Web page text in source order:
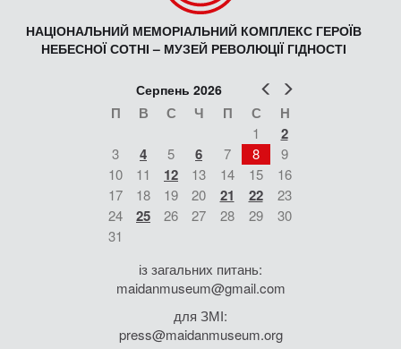
НАЦІОНАЛЬНИЙ МЕМОРІАЛЬНИЙ КОМПЛЕКС ГЕРОЇВ
НЕБЕСНОЇ СОТНІ – МУЗЕЙ РЕВОЛЮЦІЇ ГІДНОСТІ
Попер
Серпень 2026
П В С Ч П С Н
1 2
3 4 5 6 7 8
9
10
11 12 13 14 15
16
17
18 19 20 21 22
23
24
25 26 27 28 29
30
31
із загальних питань:
maidanmuseum@gmail.com
для ЗМІ:
press@maidanmuseum.org